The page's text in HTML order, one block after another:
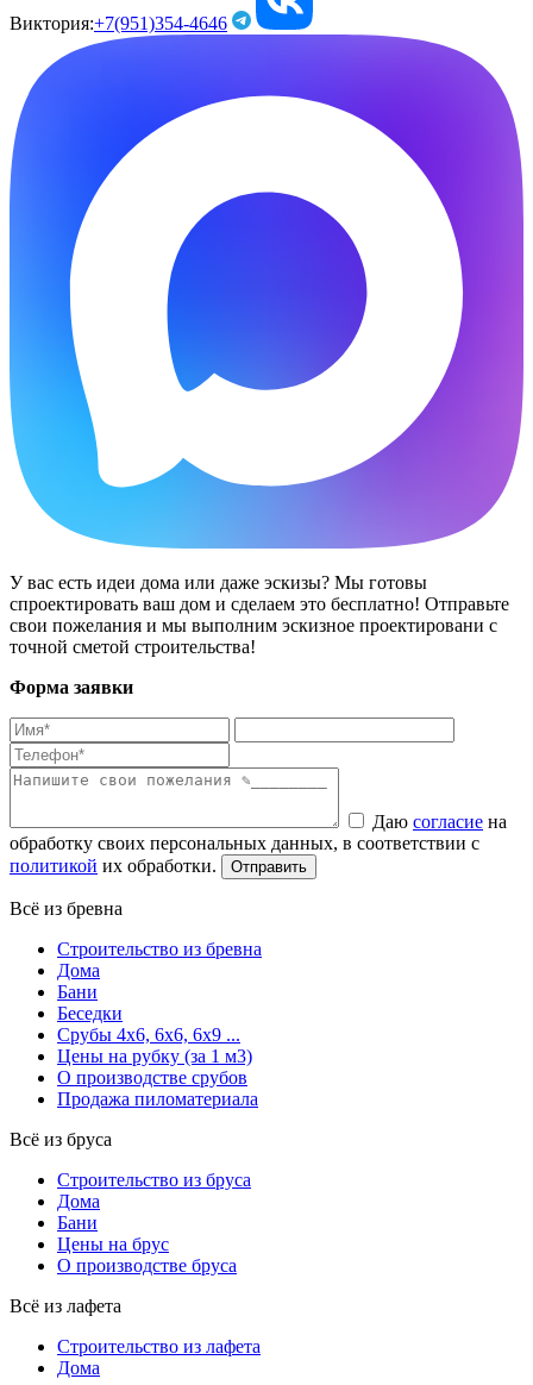
Виктория:+7(951)354-4646
У вас есть идеи дома или даже эскизы? Мы готовы
спроектировать ваш дом и сделаем это бесплатно! Отправьте
свои пожелания и мы выполним эскизное проектировани с
точной сметой строительства!
Форма заявки
Даю согласие на
обработку своих персональных данных, в соответствии с
политикой их обработки.
Всё из бревна
Строительство из бревна
Дома
Бани
Беседки
Срубы 4х6, 6х6, 6х9 ...
Цены на рубку (за 1 м3)
О производстве срубов
Продажа пиломатериала
Всё из бруса
Строительство из бруса
Дома
Бани
Цены на брус
О производстве бруса
Всё из лафета
Строительство из лафета
Дома